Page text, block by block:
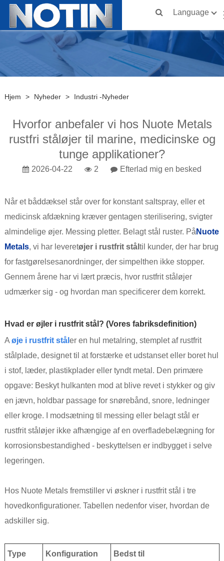
Language
Hjem > Nyheder > Industri -nyheder
Hvorfor anbefaler vi hos Nuote Metals
rustfri ståløjer til marine, medicinske og
tunge applikationer?
2026-04-22 2 Efterlad mig en besked
Når et båddæksel står over for konstant saltspray, eller et
medicinsk afdækning kræver gentagen sterilisering, svigter
almindelige øjer. Messing pletter. Belagt stål ruster. På Nuote
Metals, vi har leveretøjer i rustfrit stål til kunder, der har brug
for fastgørelsesanordninger, der simpelthen ikke stopper.
Gennem årene har vi lært præcis, hvor rustfrit ståløjer
udmærker sig - og hvordan man specificerer dem korrekt.
Hvad er øjler i rustfrit stål? (Vores fabriksdefinition)
A øje i rustfrit stål er en hul metalring, stemplet af rustfrit
stålplade, designet til at forstærke et udstanset eller boret hul
i stof, læder, plastikplader eller tyndt metal. Den primære
opgave: Beskyt hulkanten mod at blive revet i stykker og giv
en jævn, holdbar passage for snørebånd, snore, ledninger
eller kroge. I modsætning til messing eller belagt stål er
rustfrit ståløjer ikke afhængige af en overfladebelægning for
korrosionsbestandighed - beskyttelsen er indbygget i selve
legeringen.
Hos Nuote Metals fremstiller vi øskner i rustfrit stål i tre
hovedkonfigurationer. Tabellen nedenfor viser, hvordan de
adskiller sig.
Type Konfiguration Bedst til